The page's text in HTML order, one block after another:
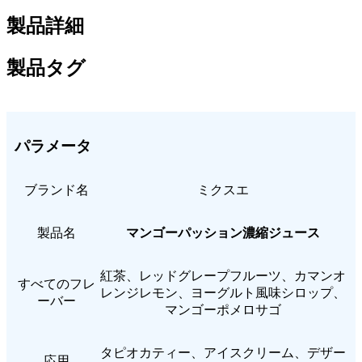
製品詳細
製品タグ
パラメータ
ブランド名 ミクスエ
製品名 マンゴーパッション濃縮ジュース
すべてのフレ
ーバー
紅茶、レッドグレープフルーツ、カマンオ
レンジレモン、ヨーグルト風味シロップ、
マンゴーポメロサゴ
タピオカティー、アイスクリーム、デザー